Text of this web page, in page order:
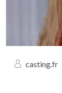
casting.fr